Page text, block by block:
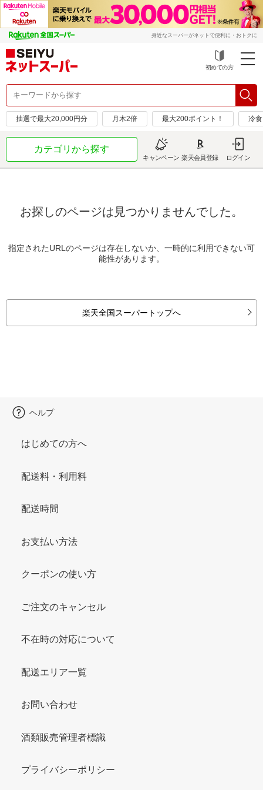
身近なスーパーがネットで便利に・おトクに
初めての方
抽選で最大20,000円分 月木2倍 最大200ポイント！ 冷
カテゴリから探す
キャンペーン 楽天会員登録 ログイン
お探しのページは見つかりませんでした。
指定されたURLのページは存在しないか、一時的に利用できない可
能性があります。
楽天全国スーパートップへ
ヘルプ
はじめての方へ
配送料・利用料
配送時間
お支払い方法
クーポンの使い方
ご注文のキャンセル
不在時の対応について
配送エリア一覧
お問い合わせ
酒類販売管理者標識
プライバシーポリシー